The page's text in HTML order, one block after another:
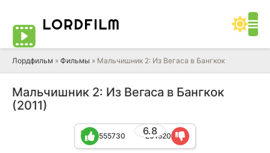
LORDFILM
Лордфильм » Фильмы » Мальчишник 2: Из Вегаса в Бангкок
Мальчишник 2: Из Вегаса в Бангкок
(2011)
6.8
555730 261520